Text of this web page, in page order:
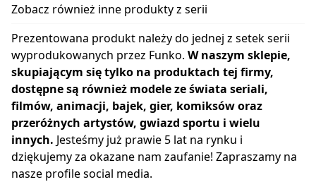
Zobacz również inne produkty z serii
Prezentowana produkt należy do jednej z setek serii
wyprodukowanych przez Funko. W naszym sklepie,
skupiającym się tylko na produktach tej firmy,
dostępne są również modele ze świata seriali,
filmów, animacji, bajek, gier, komiksów oraz
przeróżnych artystów, gwiazd sportu i wielu
innych. Jesteśmy już prawie 5 lat na rynku i
dziękujemy za okazane nam zaufanie! Zapraszamy na
nasze profile social media.